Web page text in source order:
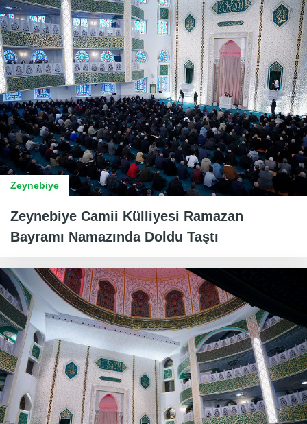
Zeynebiye
Zeynebiye Camii Külliyesi Ramazan
Bayramı Namazında Doldu Taştı